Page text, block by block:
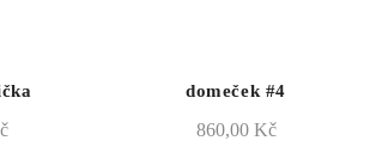
domeček #4
860,00 Kč